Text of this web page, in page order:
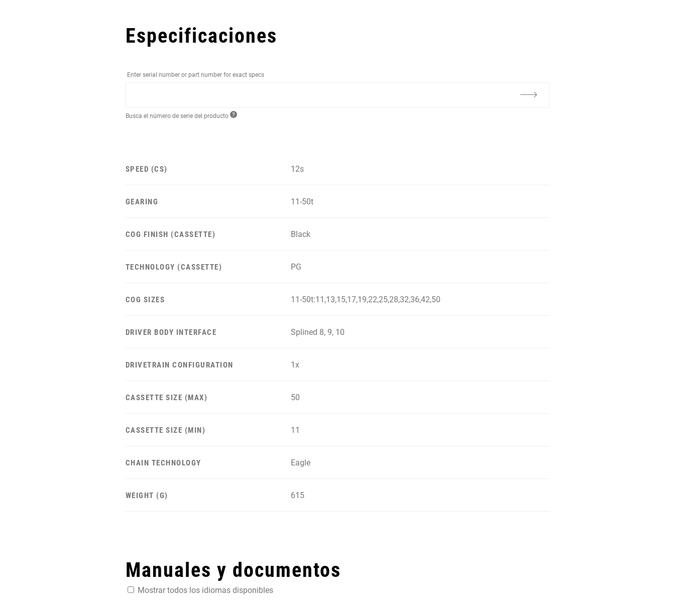
Especificaciones
Enter serial number or part number for exact specs
Busca el número de serie del producto
SPEED (CS) 12s
GEARING 11-50t
COG FINISH (CASSETTE) Black
TECHNOLOGY (CASSETTE) PG
COG SIZES 11-50t:11,13,15,17,19,22,25,28,32,36,42,50
DRIVER BODY INTERFACE Splined 8, 9, 10
DRIVETRAIN CONFIGURATION 1x
CASSETTE SIZE (MAX) 50
CASSETTE SIZE (MIN) 11
CHAIN TECHNOLOGY Eagle
WEIGHT (G) 615
Manuales y documentos
Mostrar todos los idiomas disponibles